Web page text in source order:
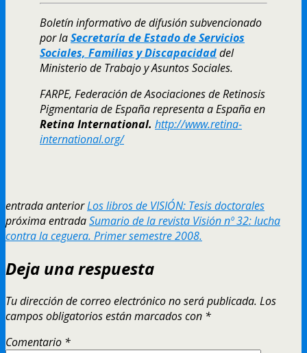
Boletí­n informativo de difusión subvencionado
por laSecretarí­a de Estado de Servicios
Sociales, Familias y Discapacidaddel
Ministerio de Trabajo y Asuntos Sociales.
FARPE, Federación de Asociaciones de Retinosis
Pigmentaria de España representa a España en
Retina International. http://www.retina-
international.org/
entrada anteriorLos libros de VISIÓN: Tesis doctorales
próxima entradaSumario de la revista Visión nº 32: lucha
contra la ceguera. Primer semestre 2008.
Deja una respuesta
Tu dirección de correo electrónico no será publicada. Los
campos obligatorios están marcados con *
Comentario *